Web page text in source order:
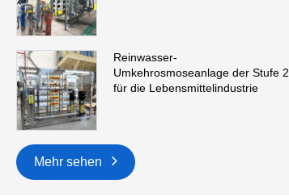
Reinwasser-
Umkehrosmoseanlage der Stufe 2
für die Lebensmittelindustrie
Mehr sehen